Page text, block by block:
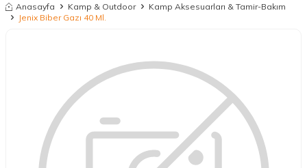
Anasayfa Kamp & Outdoor
Kamp Aksesuarları & Tamir-Bakım
Jenix Biber Gazı 40 Ml.